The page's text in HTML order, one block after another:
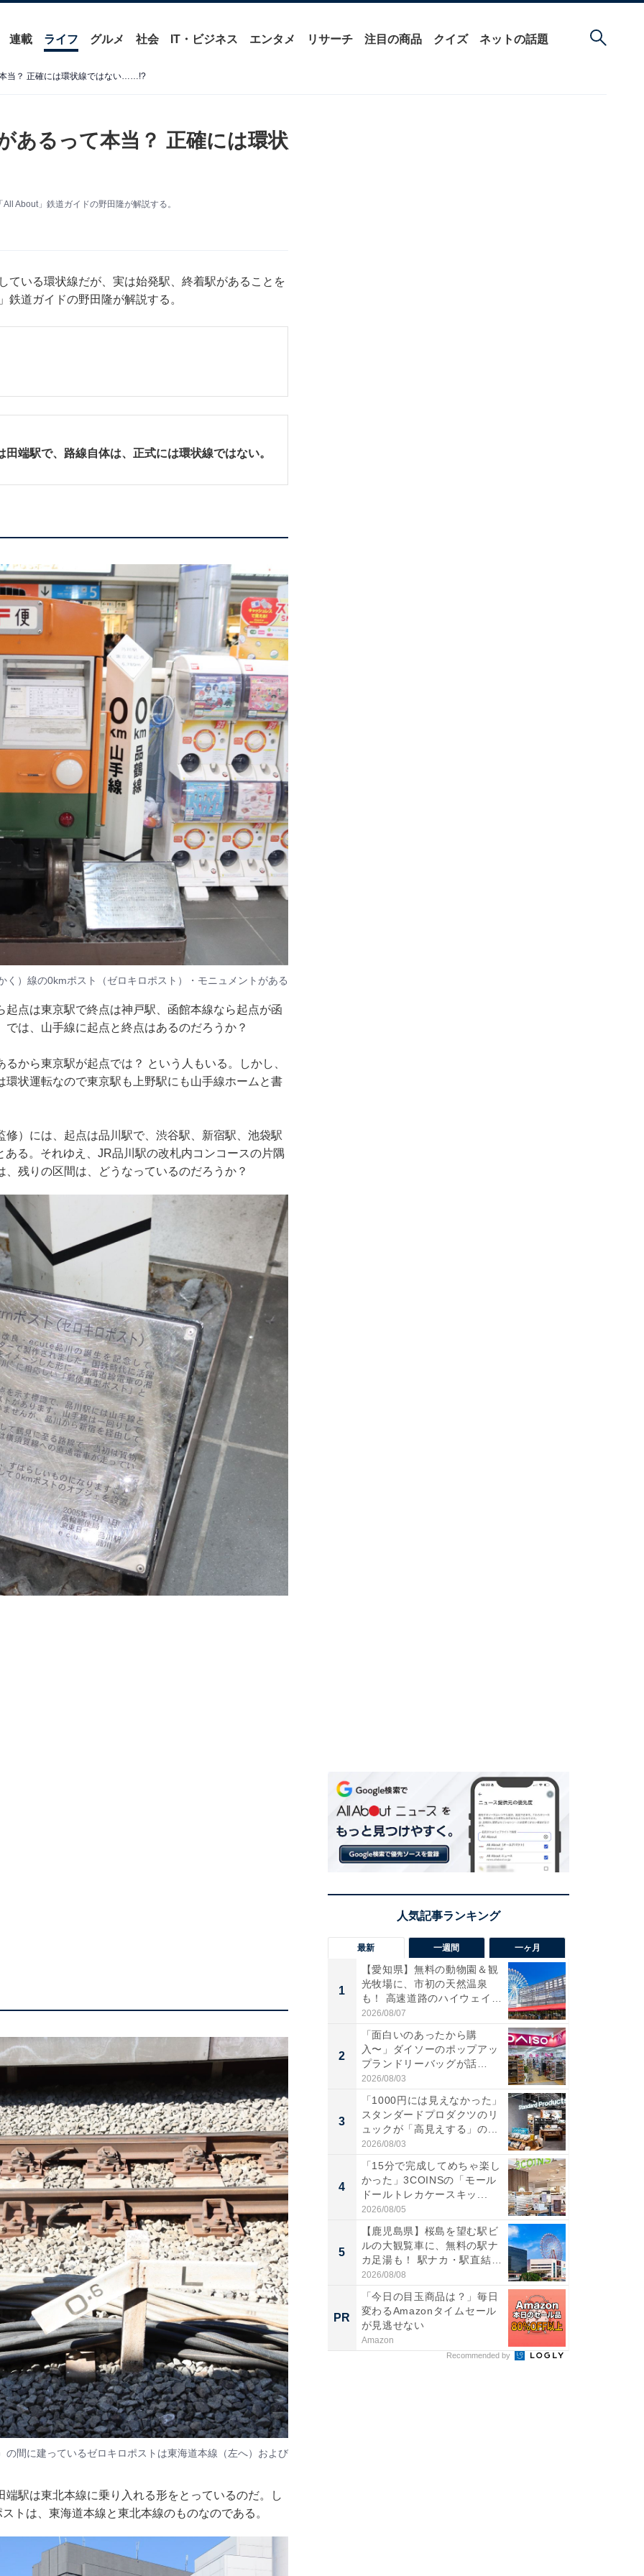
連載 ライフ グルメ 社会 IT・ビジネス エンタメ リサーチ 注目の商品 クイズ ネットの話題
当？ 正確には環状線ではない……!?
あるって本当？ 正確には環状
About」鉄道ガイドの野田隆が解説する。
ている環状線だが、実は始発駅、終着駅があることを
鉄道ガイドの野田隆が解説する。
端駅で、路線自体は、正式には環状線ではない。
）線の0kmポスト（ゼロキロポスト）・モニュメントがある
点は東京駅で終点は神戸駅、函館本線なら起点が函
は、山手線に起点と終点はあるのだろうか？
から東京駅が起点では？ という人もいる。しかし、
状運転なので東京駅も上野駅にも山手線ホームと書
）には、起点は品川駅で、渋谷駅、新宿駅、池袋駅
る。それゆえ、JR品川駅の改札内コンコースの片隅
残りの区間は、どうなっているのだろうか？
間に建っているゼロキロポストは東海道本線（左へ）および
駅は東北本線に乗り入れる形をとっているのだ。し
トは、東海道本線と東北本線のものなのである。
最新 一週間 一ヶ月
1
【愛知県】無料の動物園＆観
光牧場に、市初の天然温泉
も！ 高速道路のハイウェイオ
ア...
2026/08/07
2
「面白いのあったから購
入〜」ダイソーのポップアッ
プランドリーバッグが話
題。“さま...
2026/08/03
3
「1000円には見えなかった」
スタンダードプロダクツのリ
ュックが「高見えする」の...
2026/08/03
4
「15分で完成してめちゃ楽し
かった」3COINSの「モール
ドールトレカケースキッ...
2026/08/05
5
【鹿児島県】桜島を望む駅ビ
ルの大観覧車に、無料の駅ナ
カ足湯も！ 駅ナカ・駅直結
ス...
2026/08/08
PR
「今日の目玉商品は？」毎日
変わるAmazonタイムセール
が見逃せない
Amazon
Recommended by